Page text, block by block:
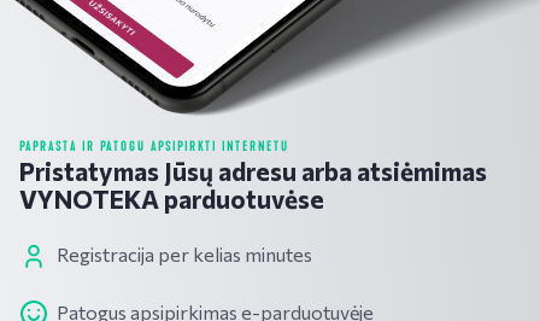
PAPRASTA IR PATOGU APSIPIRKTI INTERNETU
Pristatymas Jūsų adresu arba atsiėmimas
VYNOTEKA parduotuvėse
Registracija per kelias minutes
Patogus apsipirkimas e-parduotuvėje